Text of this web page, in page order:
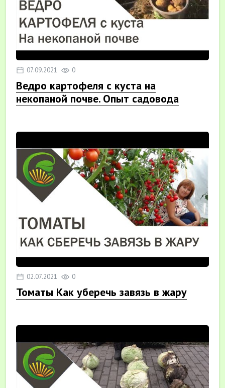
07.09.2021 0
Ведро картофеля с куста на
некопаной почве. Опыт садовода
02.07.2021 0
Томаты Как уберечь завязь в жару